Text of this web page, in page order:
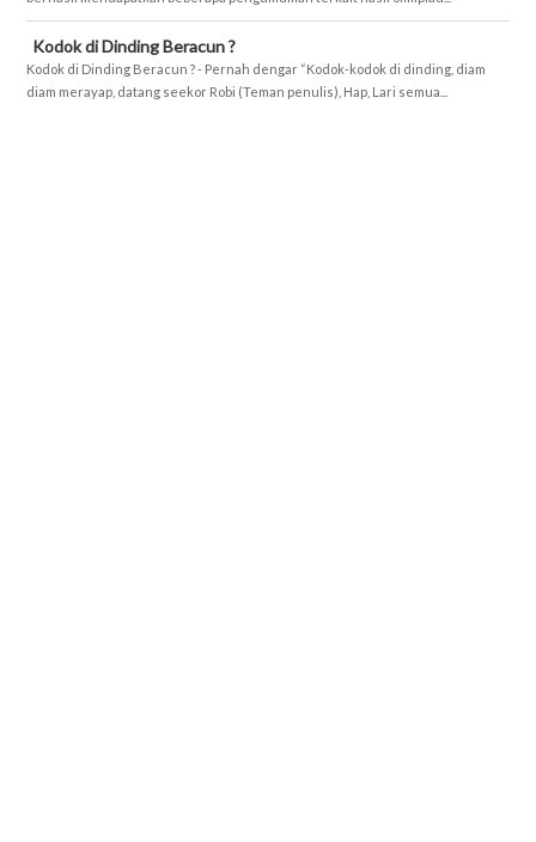
Kodok di Dinding Beracun ?
Kodok di Dinding Beracun ? - Pernah dengar “Kodok-kodok di dinding, diam
diam merayap, datang seekor Robi (Teman penulis), Hap, Lari semua...